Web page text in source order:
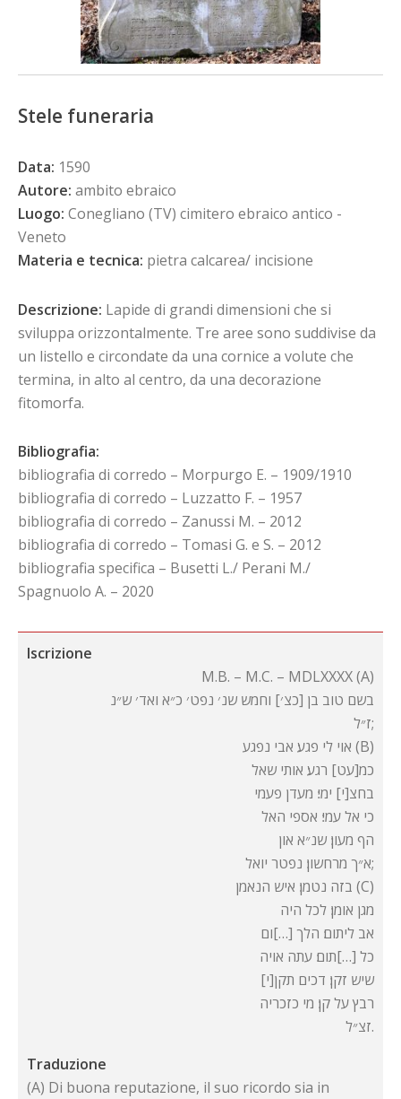
Stele funeraria
Data: 1590
Autore: ambito ebraico
Luogo: Conegliano (TV) cimitero ebraico antico -
Veneto
Materia e tecnica: pietra calcarea/ incisione
Descrizione: Lapide di grandi dimensioni che si
sviluppa orizzontalmente. Tre aree sono suddivise da
un listello e circondate da una cornice a volute che
termina, in alto al centro, da una decorazione
fitomorfa.
Bibliografia:
bibliografia di corredo – Morpurgo E. – 1909/1910
bibliografia di corredo – Luzzatto F. – 1957
bibliografia di corredo – Zanussi M. – 2012
bibliografia di corredo – Tomasi G. e S. – 2012
bibliografia specifica – Busetti L./ Perani M./
Spagnuolo A. – 2020
Iscrizione
M.B. – M.C. – MDLXXXX (A)
בשם טוב בן [כצ׳] וחמש שנ׳ נפט׳ כ״א ואד׳ ש״נ
ז״ל;
אוי לי פגע׃ אבי נפגע (B)
כמ[עט] רגע׃ אותי שאל
בחצ[י] ימי׃ מעדן פעמי
כי אל עמי׃ אספי האל
הף מעון׃ שנ״א און
א״ך מרחשון׃ נפטר יואל;
בזה נטמן׃ איש הנאמן (C)
מגן אומן׃ לכל היה
אב ליתום׃ הלך […]ום
כל […]תום׃ עתה אויה
[י]שיש זקן׃ דכים תקן
רבץ על קן׃ מי כזכריה
זצ״ל.
Traduzione
(A) Di buona reputazione, il suo ricordo sia in